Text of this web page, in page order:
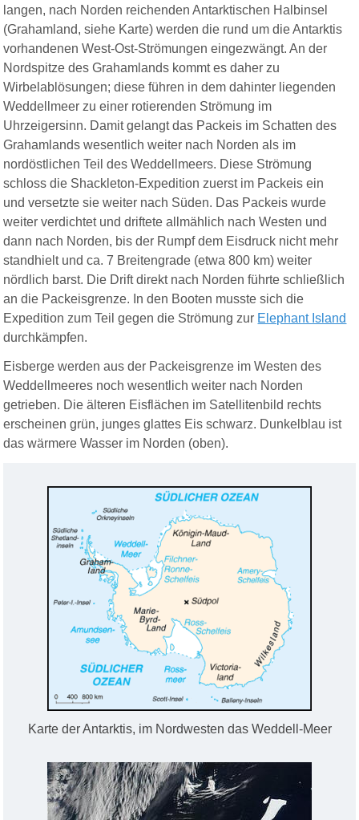
langen, nach Norden reichenden Antarktischen Halbinsel
(Grahamland, siehe Karte) werden die rund um die Antarktis
vorhandenen West-Ost-Strömungen eingezwängt. An der
Nordspitze des Grahamlands kommt es daher zu
Wirbelablösungen; diese führen in dem dahinter liegenden
Weddellmeer zu einer rotierenden Strömung im
Uhrzeigersinn. Damit gelangt das Packeis im Schatten des
Grahamlands wesentlich weiter nach Norden als im
nordöstlichen Teil des Weddellmeers. Diese Strömung
schloss die Shackleton-Expedition zuerst im Packeis ein
und versetzte sie weiter nach Süden. Das Packeis wurde
weiter verdichtet und driftete allmählich nach Westen und
dann nach Norden, bis der Rumpf dem Eisdruck nicht mehr
standhielt und ca. 7 Breitengrade (etwa 800 km) weiter
nördlich barst. Die Drift direkt nach Norden führte schließlich
an die Packeisgrenze. In den Booten musste sich die
Expedition zum Teil gegen die Strömung zur Elephant Island
durchkämpfen.
Eisberge werden aus der Packeisgrenze im Westen des
Weddellmeeres noch wesentlich weiter nach Norden
getrieben. Die älteren Eisflächen im Satellitenbild rechts
erscheinen grün, junges glattes Eis schwarz. Dunkelblau ist
das wärmere Wasser im Norden (oben).
Karte der Antarktis, im Nordwesten das Weddell-Meer